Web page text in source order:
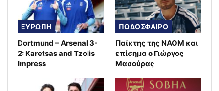
ΕΥΡΩΠΗ
Dortmund – Arsenal 3-
2: Karetsas and Tzolis
Impress
ΠΟΔΟΣΦΑΙΡΟ
Παίκτης της ΝΑΟΜ και
επίσημα ο Γιώργος
Μασούρας